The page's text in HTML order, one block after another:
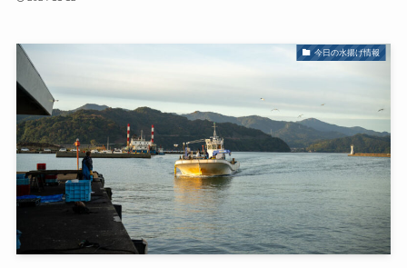
今日の水揚げ情報